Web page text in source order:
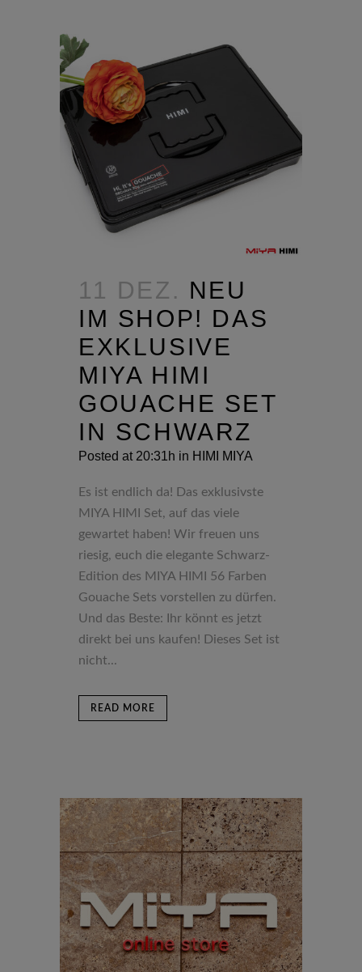
11 DEZ. NEU
IM SHOP! DAS
EXKLUSIVE
MIYA HIMI
GOUACHE SET
IN SCHWARZ
Posted at 20:31h in HIMI MIYA
Es ist endlich da! Das exklusivste
MIYA HIMI Set, auf das viele
gewartet haben! Wir freuen uns
riesig, euch die elegante Schwarz-
Edition des MIYA HIMI 56 Farben
Gouache Sets vorstellen zu dürfen.
Und das Beste: Ihr könnt es jetzt
direkt bei uns kaufen! Dieses Set ist
nicht...
READ MORE